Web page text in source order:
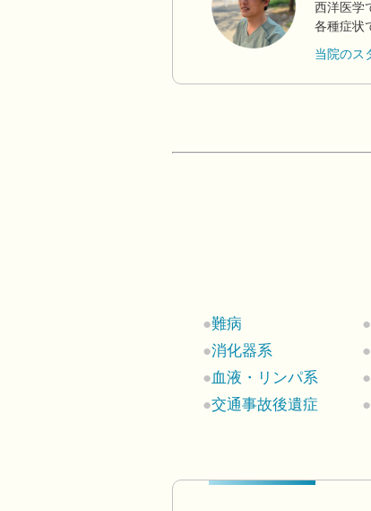
西洋医学
各種症状
当院のス
難病
消化器系
血液・リンパ系
交通事故後遺症